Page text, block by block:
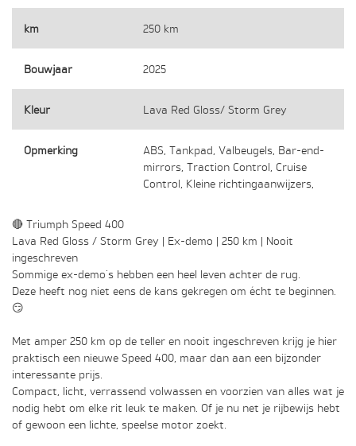
km 250 km
Bouwjaar 2025
Kleur Lava Red Gloss/ Storm Grey
Opmerking
ABS, Tankpad, Valbeugels, Bar-end-
mirrors, Traction Control, Cruise
Control, Kleine richtingaanwijzers,
🔴 Triumph Speed 400
Lava Red Gloss / Storm Grey | Ex-demo | 250 km | Nooit
ingeschreven
Sommige ex-demo's hebben een heel leven achter de rug.
Deze heeft nog niet eens de kans gekregen om écht te beginnen.
😏
Met amper 250 km op de teller en nooit ingeschreven krijg je hier
praktisch een nieuwe Speed 400, maar dan aan een bijzonder
interessante prijs.
Compact, licht, verrassend volwassen en voorzien van alles wat je
nodig hebt om elke rit leuk te maken. Of je nu net je rijbewijs hebt
of gewoon een lichte, speelse motor zoekt.